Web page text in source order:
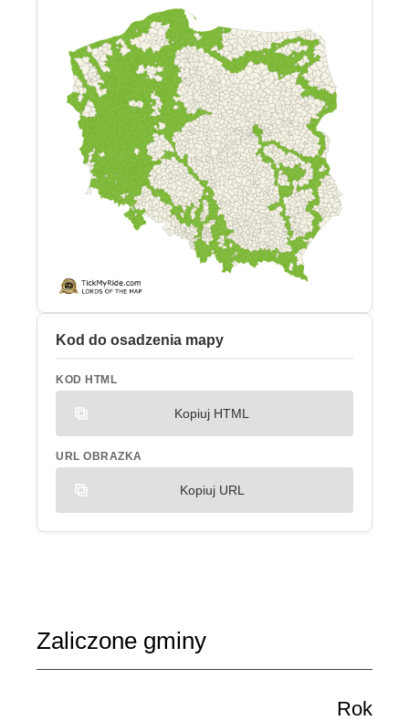
Kod do osadzenia mapy
KOD HTML
Kopiuj HTML
URL OBRAZKA
Kopiuj URL
Zaliczone gminy
Rok